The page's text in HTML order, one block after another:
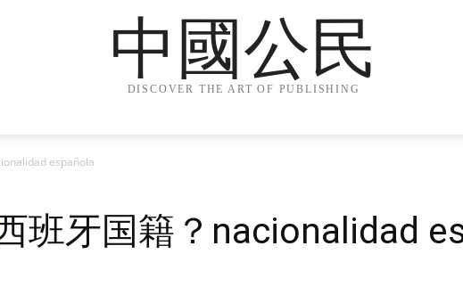
中國公民
DISCOVER THE ART OF PUBLISHING
española
班牙国籍？nacionalidad